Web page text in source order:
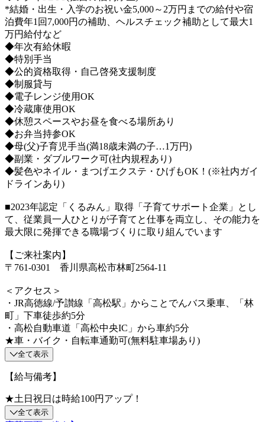
*結婚・出生・入学のお祝い金5,000～2万円までの給付や宿
泊費年1回7,000円の補助、ヘルスチェック補助として最大1
万円給付など
◆年次有給休暇
◆特別手当
◆公的資格取得・自己啓発支援制度
◆制服貸与
◆電子レンジ使用OK
◆冷蔵庫使用OK
◆休憩スペースやお昼を食べる場所あり
◆お弁当持参OK
◆母(父)子育児手当(満18歳未満の子…1万円)
◆副業・ダブルワーク可(社内規程あり)
◆髪色やネイル・まつげエクステ・ひげもOK！(※社内ガイ
ドラインあり)
■2023年認定「くるみん」取得「子育てサポート企業」とし
て、従業員一人ひとりが子育てと仕事を両立し、その能力を
最大限に発揮できる職場づくりに取り組んでいます
【ご来社案内】
〒761-0301 香川県高松市林町2564-11
＜アクセス＞
・JR高徳線/予讃線「高松駅」からことでんバス乗車、「林
町」下車徒歩約5分
・高松自動車道「高松中央IC」から車約5分
★車・バイク・自転車通勤可(無料駐車場あり)
全て表示
【給与備考】
★土日祝日は時給100円アップ！
全て表示